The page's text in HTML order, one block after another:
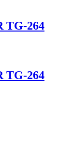
TG-264
TG-264